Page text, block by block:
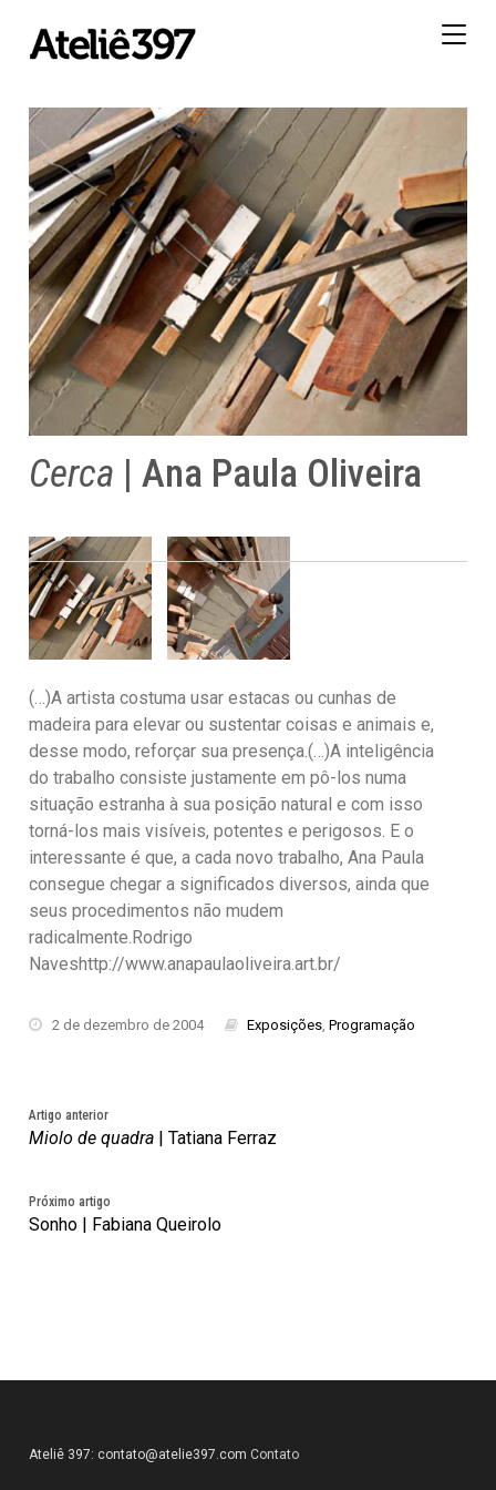
Cerca | Ana Paula Oliveira
(…)A artista costuma usar estacas ou cunhas de
madeira para elevar ou sustentar coisas e animais e,
desse modo, reforçar sua presença.(…)A inteligência
do trabalho consiste justamente em pô-los numa
situação estranha à sua posição natural e com isso
torná-los mais visíveis, potentes e perigosos. E o
interessante é que, a cada novo trabalho, Ana Paula
consegue chegar a significados diversos, ainda que
seus procedimentos não mudem
radicalmente.Rodrigo
Naveshttp://www.anapaulaoliveira.art.br/
2 de dezembro de 2004 Exposições,Programação
Artigo anterior
Miolo de quadra | Tatiana Ferraz
Próximo artigo
Sonho | Fabiana Queirolo
Ateliê 397: contato@atelie397.com Contato